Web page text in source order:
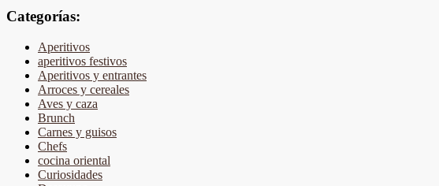
Categorías:
Aperitivos
aperitivos festivos
Aperitivos y entrantes
Arroces y cereales
Aves y caza
Brunch
Carnes y guisos
Chefs
cocina oriental
Curiosidades